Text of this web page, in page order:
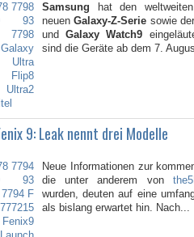
Samsung hat den
neuenGalaxy-Z-Serie sowie der
undGalaxy Watch9
sind die Geräte ab dem 7.
9: Leak nennt drei Modelle
Neue Informationen zur
die unter anderem von
wurden, deuten auf eine
als bislang erwartet hin. Nach...